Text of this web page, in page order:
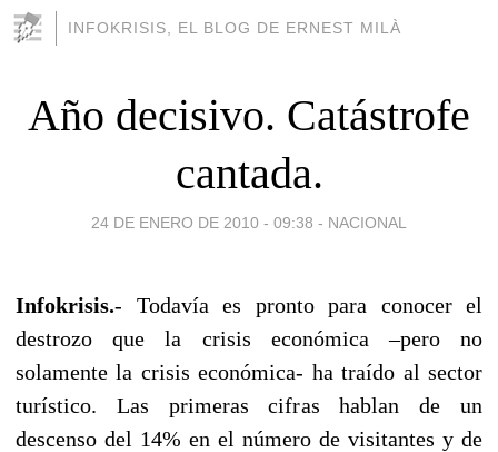
INFOKRISIS, EL BLOG DE ERNEST MILÀ
Año decisivo. Catástrofe
cantada.
24 DE ENERO DE 2010 - 09:38 - NACIONAL
Infokrisis.- Todavía es pronto para conocer el
destrozo que la crisis económica –pero no
solamente la crisis económica- ha traído al sector
turístico. Las primeras cifras hablan de un
descenso del 14% en el número de visitantes y de